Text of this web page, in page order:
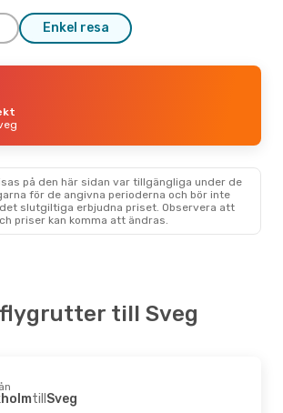
Enkel resa
3 Sep.
15 Sep.
22 Okt.
på den här sidan var tillgängliga under de
för de angivna perioderna och bör inte
slutgiltiga erbjudna priset. Observera att
priser kan komma att ändras.
till Sveg
tillSveg